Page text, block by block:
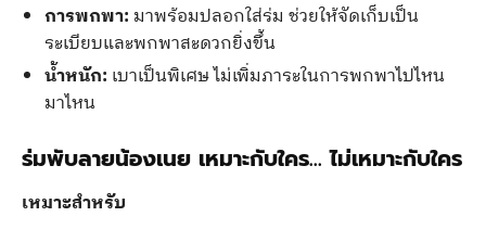
การพกพา: มาพร้อมปลอกใส่ร่ม ช่วยให้จัดเก็บเป็น
ระเบียบและพกพาสะดวกยิ่งขึ้น
น้ำหนัก: เบาเป็นพิเศษ ไม่เพิ่มภาระในการพกพาไปไหน
มาไหน
ร่มพับลายน้องเนย เหมาะกับใคร… ไม่เหมาะกับใคร
เหมาะสำหรับ